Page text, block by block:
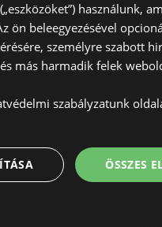
használunk,
ön beleegyezésével
személyre szabott
más harmadik felek
szabályzatunk
ÖSSZES